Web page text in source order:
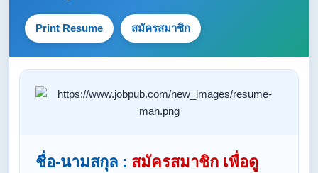
Print Resume สมัครสมาชิก
ชื่อ-นามสกุล : สมัครสมาชิก เพื่อดู